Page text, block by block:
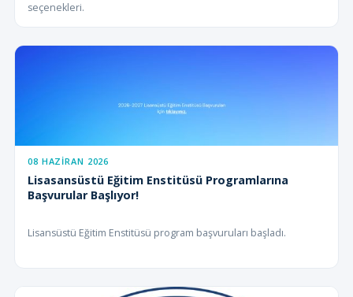
seçenekleri.
08 HAZIRAN 2026
Lisasansüstü Eğitim Enstitüsü Programlarına
Başvurular Başlıyor!
Lisansüstü Eğitim Enstitüsü program başvuruları başladı.